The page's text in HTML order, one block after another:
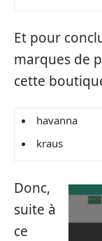
Et pour
marques de
cette
havanna
kraus
Donc,
suite à
ce